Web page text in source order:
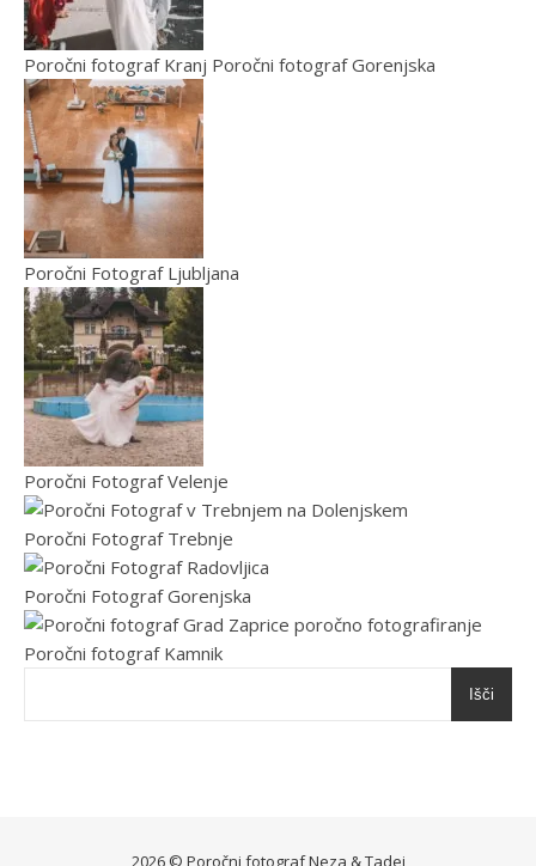
Poročni fotograf Kranj Poročni fotograf Gorenjska
Poročni Fotograf Ljubljana
Poročni Fotograf Velenje
Poročni Fotograf Trebnje
Poročni Fotograf Gorenjska
Poročni fotograf Kamnik
Išči